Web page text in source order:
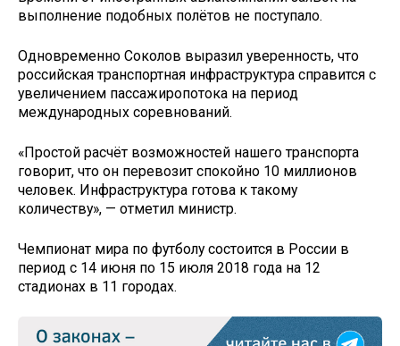
выполнение подобных полётов не поступало.
Одновременно Соколов выразил уверенность, что
российская транспортная инфраструктура справится с
увеличением пассажиропотока на период
международных соревнований.
«Простой расчёт возможностей нашего транспорта
говорит, что он перевозит спокойно 10 миллионов
человек. Инфраструктура готова к такому
количеству», — отметил министр.
Чемпионат мира по футболу состоится в России в
период с 14 июня по 15 июля 2018 года на 12
стадионах в 11 городах.